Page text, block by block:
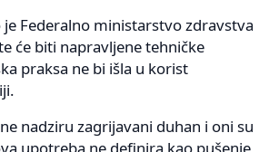
je Federalno ministarstvo zdravstva
će biti napravljene tehničke
praksa ne bi išla u korist
nadziru zagrijavani duhan i oni su